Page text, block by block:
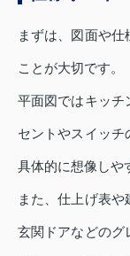
まずは、図面や仕
ことが大切です。
平面図ではキッチ
セントやスイッチ
具体的に想像しや
また、仕上げ表
玄関ドアなどのグ